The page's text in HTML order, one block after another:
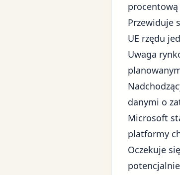
Przewiduje
UE rzędu
Uwaga
danymi o
Microsoft
platformy
Oczekuje